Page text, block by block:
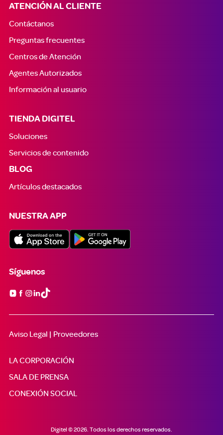
ATENCIÓN AL CLIENTE
Contáctanos
Preguntas frecuentes
Centros de Atención
Agentes Autorizados
Información al usuario
TIENDA DIGITEL
Soluciones
Servicios de contenido
BLOG
Artículos destacados
NUESTRA APP
Síguenos

Aviso Legal | Proveedores
LA CORPORACIÓN
SALA DE PRENSA
CONEXIÓN SOCIAL
Digitel © 2026. Todos los derechos reservados.